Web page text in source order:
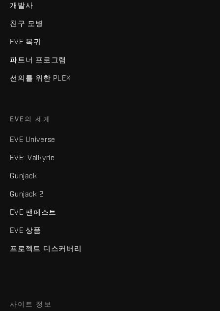
개발사
친구 모병
EVE 복귀
파트너 프로그램
선의를 위한 PLEX
EVE의 세계
EVE Universe
EVE: Valkyrie
Gunjack
Gunjack 2
EVE 팬페스트
EVE 상품
프로젝트 디스커버리
사이트 정보